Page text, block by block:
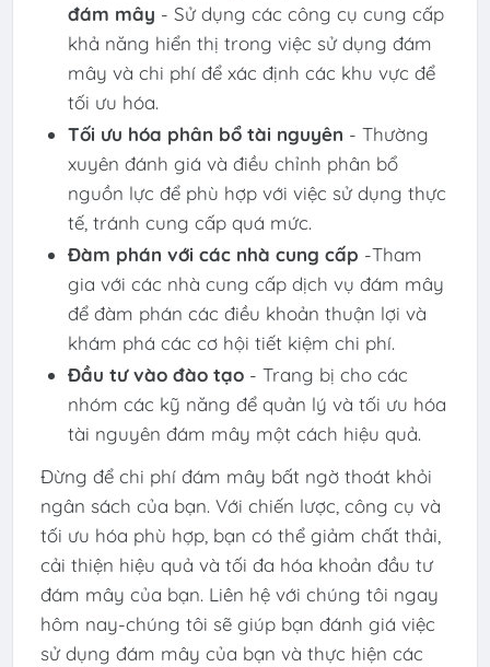
đám mây - Sử dụng các công cụ cung cấp
khả năng hiển thị trong việc sử dụng đám
mây và chi phí để xác định các khu vực để
tối ưu hóa.
Tối ưu hóa phân bổ tài nguyên - Thường
xuyên đánh giá và điều chỉnh phân bổ
nguồn lực để phù hợp với việc sử dụng thực
tế, tránh cung cấp quá mức.
Đàm phán với các nhà cung cấp -Tham
gia với các nhà cung cấp dịch vụ đám mây
để đàm phán các điều khoản thuận lợi và
khám phá các cơ hội tiết kiệm chi phí.
Đầu tư vào đào tạo- Trang bị cho các
nhóm các kỹ năng để quản lý và tối ưu hóa
tài nguyên đám mây một cách hiệu quả.
Đừng để chi phí đám mây bất ngờ thoát khỏi
ngân sách của bạn. Với chiến lược, công cụ và
tối ưu hóa phù hợp, bạn có thể giảm chất thải,
cải thiện hiệu quả và tối đa hóa khoản đầu tư
đám mây của bạn. Liên hệ với chúng tôi ngay
hôm nay-chúng tôi sẽ giúp bạn đánh giá việc
sử dụng đám mây của bạn và thực hiện các